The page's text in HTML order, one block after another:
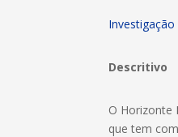
Descritivo
O Horizonte
que tem